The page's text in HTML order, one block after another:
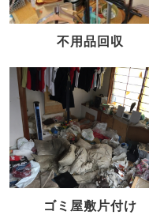
不用品回収
ゴミ屋敷片付け